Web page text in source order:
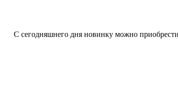
С сегодняшнего дня новинку можно